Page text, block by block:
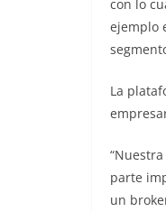
con lo
ejemplo
La
parte
un